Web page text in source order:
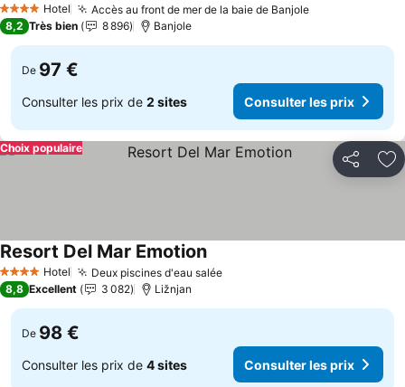
4 Étoiles Hotel Accès au front de mer de la baie de Banjole
8,2 Très bien 8 896 Banjole
De 97 €
Consulter les prix de 2 sites Consulter les prix
Partager
Choix populaire
4 Étoiles Hotel Deux piscines d'eau salée
Resort Del Mar Emotion
8,8 Excellent 3 082 Ližnjan
De 98 €
Consulter les prix de 4 sites Consulter les prix